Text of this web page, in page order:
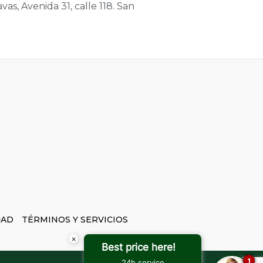
Avenida 31, calle 118. San
TÉRMINOS Y SERVICIOS
×
Best price here!
1